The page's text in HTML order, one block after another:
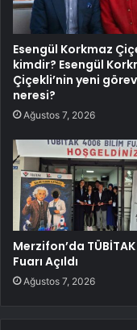
Esengül Korkmaz
kimdir? Esengül
Çiçekli’nin yeni
neresi?
Ağustos 7, 2026
Merzifon’da
Fuarı Açıldı
Ağustos 7, 2026